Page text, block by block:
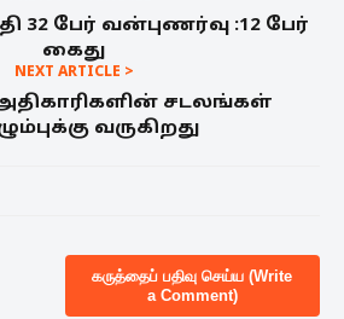
32 பேர் வன்புணர்வு :12 பேர்
கைது
NEXT ARTICLE >
சடலங்கள்
வருகிறது
கருத்தைப் பதிவு செய்ய (Write
a Comment)